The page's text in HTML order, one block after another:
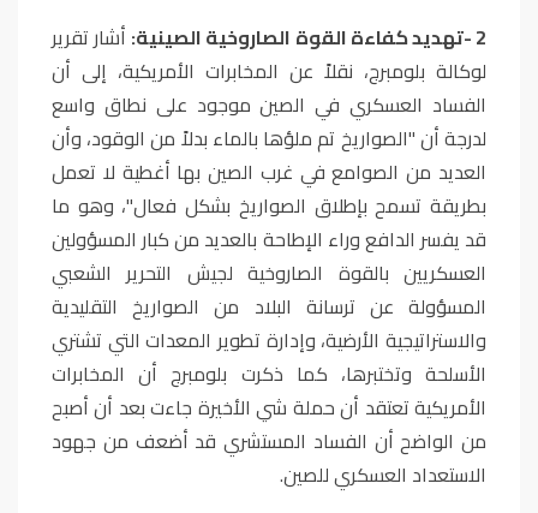
2
-تهديد كفاءة القوة الصاروخية الصينية: أشار تقرير
لوكالة بلومبرج، نقلاً عن المخابرات الأمريكية، إلى أن
الفساد العسكري في الصين موجود على نطاق واسع
لدرجة أن "الصواريخ تم ملؤها بالماء بدلاً من الوقود، وأن
العديد من الصوامع في غرب الصين بها أغطية لا تعمل
بطريقة تسمح بإطلاق الصواريخ بشكل فعال"، وهو ما
قد يفسر الدافع وراء الإطاحة بالعديد من كبار المسؤولين
العسكريين بالقوة الصاروخية لجيش التحرير الشعبي
المسؤولة عن ترسانة البلاد من الصواريخ التقليدية
والاستراتيجية الأرضية، وإدارة تطوير المعدات التي تشتري
الأسلحة وتختبرها، كما ذكرت بلومبرج أن المخابرات
الأمريكية تعتقد أن حملة شي الأخيرة جاءت بعد أن أصبح
من الواضح أن الفساد المستشري قد أضعف من جهود
الاستعداد العسكري للصين.